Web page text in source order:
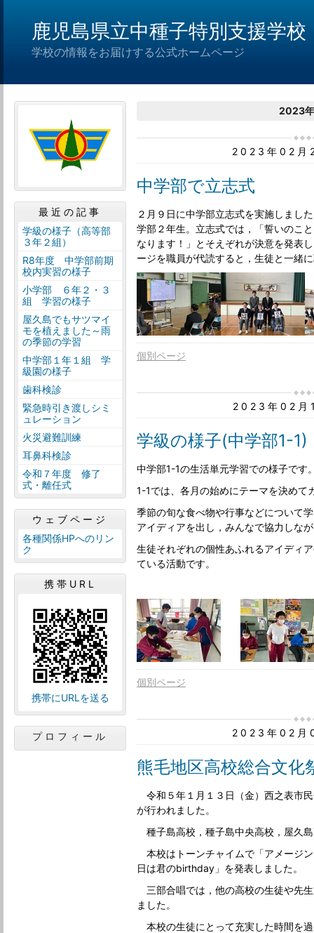
鹿児島県立中種子特別支援学校
学校の情報をお届けする公式ホームページ
2023
2023年02月
中学部で立志式
２月９日に中学部立志式を実施しまし
学部２年生。立志式では，「誓いのこ
なります！」とそえぞれが決意を発表
ージを職員が代読すると，生徒と一緒
個別ページ
2023年02月
学級の様子(中学部1-1)
中学部1-1の生活単元学習での様子です
1-1では、各月の始めにテーマを決めて
季節の旬な食べ物や行事などについて
アイディアを出し，みんなで協力しな
生徒それぞれの個性あふれるアイディ
ている活動です。
個別ページ
2023年02月
熊毛地区高校総合文化
令和５年１月１３日（金）西之表市
が行われました。
種子島高校，種子島中央高校，屋久
本校はトーンチャイムで「アメージ
日は君のbirthday」を発表しました。
三部合唱では，他の高校の生徒や先
ました。
本校の生徒にとって充実した時間を
最近の記事
学級の様子（高等部
３年２組）
R8年度 中学部前期
校内実習の様子
小学部 ６年２・３
組 学習の様子
屋久島でもサツマイ
モを植えました～雨
の季節の学習
中学部１年１組 学
級園の様子
歯科検診
緊急時引き渡しシミ
ュレーション
火災避難訓練
耳鼻科検診
令和７年度 修了
式・離任式
ウェブページ
各種関係HPへのリン
ク
携帯URL
携帯にURLを送る
プロフィール